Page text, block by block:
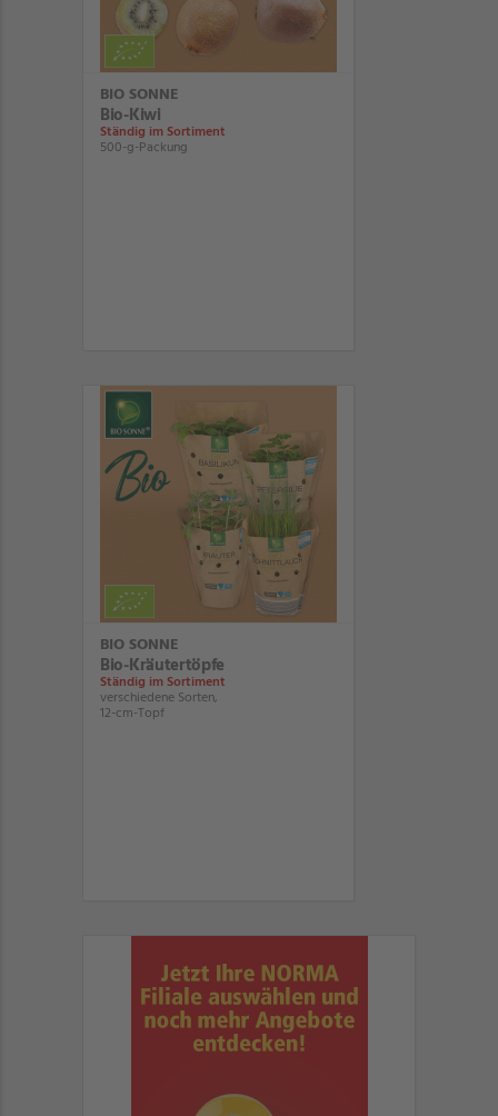
BIO SONNE
Bio-Kiwi
Ständig im Sortiment
500-g-Packung
BIO SONNE
Bio-Kräutertöpfe
Ständig im Sortiment
verschiedene Sorten,
12-cm-Topf